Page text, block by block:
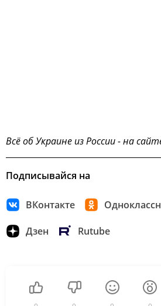
Всё об Украине из России - на
Подписывайся на
ВКонтакте
Дзен Rutube